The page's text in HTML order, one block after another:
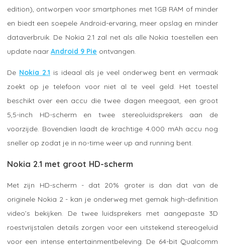
edition), ontworpen voor smartphones met 1GB RAM of minder
en biedt een soepele Android-ervaring, meer opslag en minder
dataverbruik. De Nokia 2.1 zal net als alle Nokia toestellen een
update naar Android 9 Pie ontvangen.
De Nokia 2.1 is ideaal als je veel onderweg bent en vermaak
zoekt op je telefoon voor niet al te veel geld. Het toestel
beschikt over een accu die twee dagen meegaat, een groot
5,5-inch HD-scherm en twee stereoluidsprekers aan de
voorzijde. Bovendien laadt de krachtige 4.000 mAh accu nog
sneller op zodat je in no-time weer up and running bent.
Nokia 2.1 met groot HD-scherm
Met zijn HD-scherm - dat 20% groter is dan dat van de
originele Nokia 2 - kan je onderweg met gemak high-definition
video’s bekijken. De twee luidsprekers met aangepaste 3D
roestvrijstalen details zorgen voor een uitstekend stereogeluid
voor een intense entertainmentbeleving. De 64-bit Qualcomm